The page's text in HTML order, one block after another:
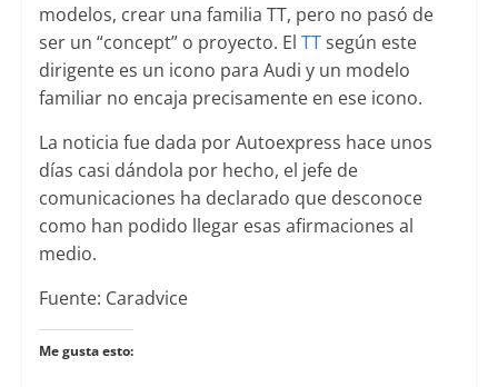
modelos, crear una familia TT, pero no pasó de
ser un “concept” o proyecto. El TTsegún este
dirigente es un icono para Audi y un modelo
familiar no encaja precisamente en ese icono.
La noticia fue dada por Autoexpress hace unos
días casi dándola por hecho, el jefe de
comunicaciones ha declarado que desconoce
como han podido llegar esas afirmaciones al
medio.
Fuente: Caradvice
Me gusta esto: